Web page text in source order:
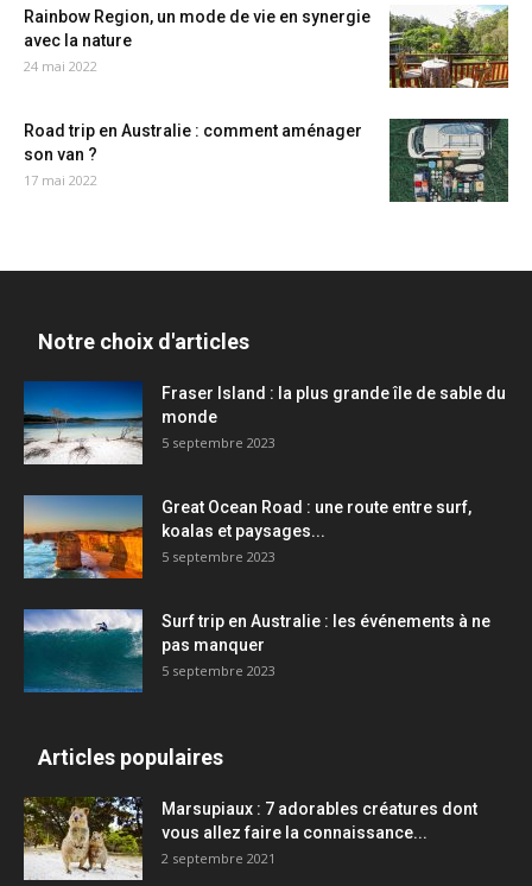
Rainbow Region, un mode de vie en synergie
avec la nature
24 mai 2022
Road trip en Australie : comment aménager
son van ?
17 mai 2022
Notre choix d'articles
Fraser Island : la plus grande île de sable du
monde
5 septembre 2023
Great Ocean Road : une route entre surf,
koalas et paysages...
5 septembre 2023
Surf trip en Australie : les événements à ne
pas manquer
5 septembre 2023
Articles populaires
Marsupiaux : 7 adorables créatures dont
vous allez faire la connaissance...
2 septembre 2021